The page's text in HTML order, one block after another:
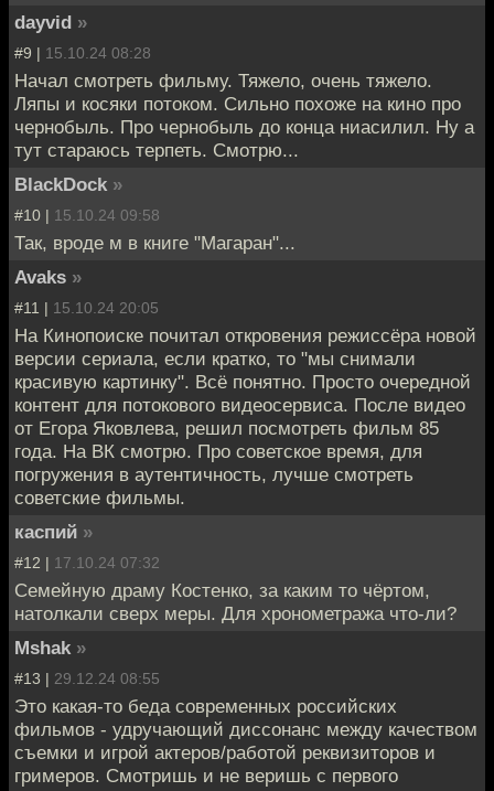
dayvid »
#9 | 15.10.24 08:28
Начал смотреть фильму. Тяжело, очень тяжело.
Ляпы и косяки потоком. Сильно похоже на кино про
чернобыль. Про чернобыль до конца ниасилил. Ну а
тут стараюсь терпеть. Смотрю...
BlackDock »
#10 | 15.10.24 09:58
Так, вроде м в книге "Магаран"...
Avaks »
#11 | 15.10.24 20:05
На Кинопоиске почитал откровения режиссёра новой
версии сериала, если кратко, то "мы снимали
красивую картинку". Всё понятно. Просто очередной
контент для потокового видеосервиса. После видео
от Егора Яковлева, решил посмотреть фильм 85
года. На ВК смотрю. Про советское время, для
погружения в аутентичность, лучше смотреть
советские фильмы.
каспий »
#12 | 17.10.24 07:32
Семейную драму Костенко, за каким то чёртом,
натолкали сверх меры. Для хронометража что-ли?
Mshak »
#13 | 29.12.24 08:55
Это какая-то беда современных российских
фильмов - удручающий диссонанс между качеством
съемки и игрой актеров/работой реквизиторов и
гримеров. Смотришь и не веришь с первого